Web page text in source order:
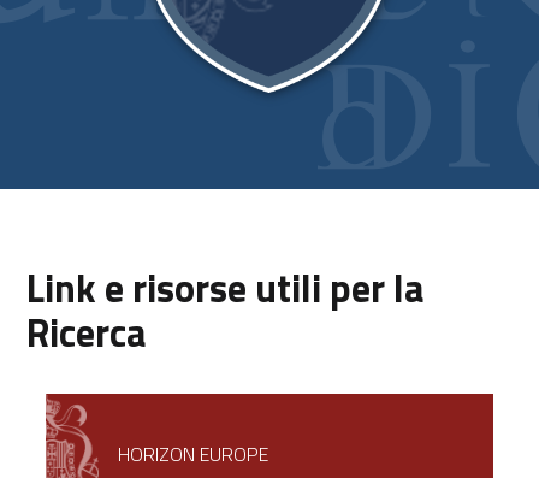
Link e risorse utili per la
Ricerca
HORIZON EUROPE